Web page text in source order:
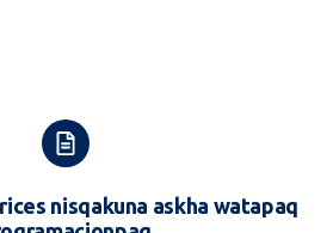
nisqakuna askha watapaq